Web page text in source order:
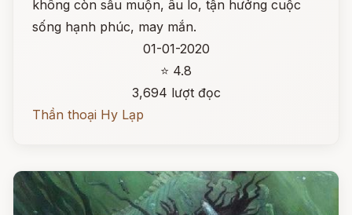
không còn sầu muộn, âu lo, tận hưởng cuộc
sống hạnh phúc, may mắn.
01-01-2020
⭐ 4.8
3,694 lượt đọc
Thần thoại Hy Lạp